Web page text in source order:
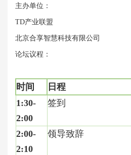
主办单位：
TD产业联盟
北京合享智慧科技有限公司
论坛议程：
时间 日程
1:30-
2:00
签到
2:00-
2:10
领导致辞